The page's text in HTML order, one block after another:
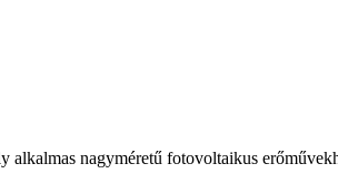
nagyméretű fotovoltaikus